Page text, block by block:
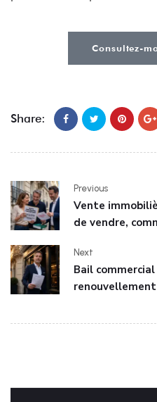
Consultez-
Share:
Previous
Vente
de vendre,
Next
Bail
renouvellement